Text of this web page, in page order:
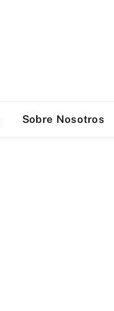
Sobre Nosotros